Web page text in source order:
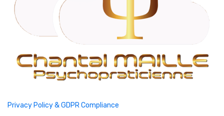
Privacy Policy & GDPR Compliance